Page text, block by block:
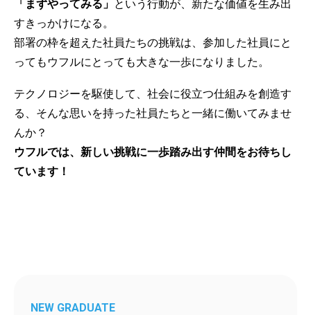
「まずやってみる」 という行動が、新たな価値を生み出
すきっかけになる。
部署の枠を超えた社員たちの挑戦は、参加した社員にと
ってもウフルにとっても大きな一歩になりました。
テクノロジーを駆使して、社会に役立つ仕組みを創造す
る、そんな思いを持った社員たちと一緒に働いてみませ
んか？
ウフルでは、新しい挑戦に一歩踏み出す仲間をお待ちし
ています！
NEW GRADUATE